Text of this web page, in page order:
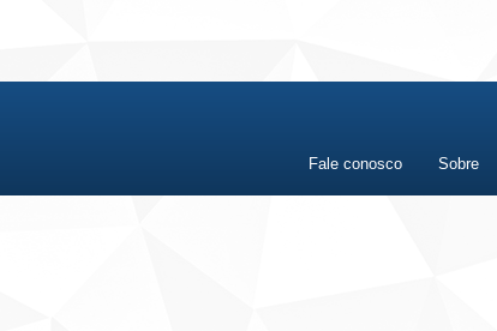
Fale conosco Sobre